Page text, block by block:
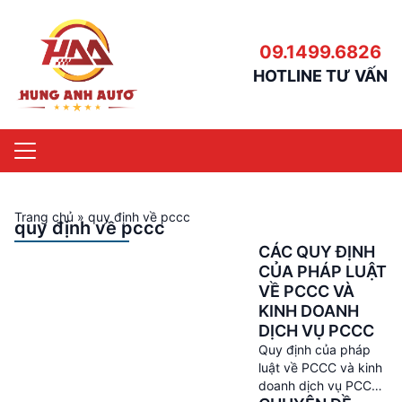
09.1499.6826
HOTLINE TƯ VẤN
Trang chủ » quy định về pccc
quy định về pccc
CÁC QUY ĐỊNH
CỦA PHÁP LUẬT
VỀ PCCC VÀ
KINH DOANH
DỊCH VỤ PCCC
Quy định của pháp
luật về PCCC và kinh
doanh dịch vụ PCCC